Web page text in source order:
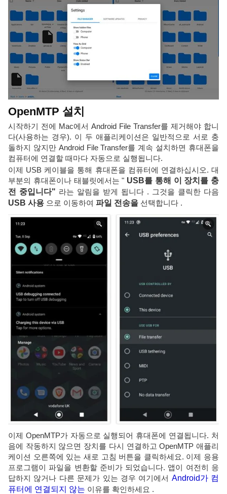
OpenMTP 설치
시작하기 전에 Mac에서 Android File Transfer를 제거해야 합니
다(사용하는 경우). 이 두 애플리케이션은 일반적으로 서로 충
돌하지 않지만 Android File Transfer를 계속 설치하면 휴대폰을
컴퓨터에 연결할 때마다 자동으로 실행됩니다.
이제 USB 케이블을 통해 휴대폰을 컴퓨터에 연결하십시오. 대
부분의 휴대폰이나 태블릿에서는 " USB를 통해 이 장치를 충
전 중입니다" 라는 알림을 받게 됩니다 . 그것을 클릭한 다음
USB 사용 으로 이동하여 파일 전송을 선택합니다 .
이제 OpenMTP가 자동으로 실행되어 휴대폰에 연결됩니다. 처
음에 작동하지 않으면 장치를 다시 연결하고 OpenMTP 애플리
케이션 오른쪽에 있는 새로 고침 버튼을 클릭하세요. 이제 응용
프로그램이 파일을 변환할 준비가 되었습니다. 앱이 여전히 응
답하지 않거나 다른 문제가 있는 경우 여기에서 Android가 컴
퓨터에 연결되지 않는 이유를 확인하세요 .